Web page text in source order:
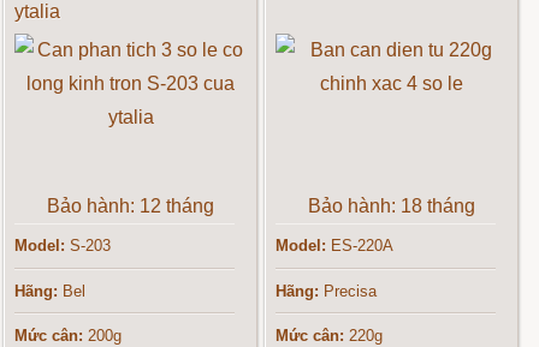
ytalia
Bảo hành: 12 tháng
Model: S-203
Hãng: Bel
Mức cân: 200g
Bảo hành: 18 tháng
Model: ES-220A
Hãng: Precisa
Mức cân: 220g